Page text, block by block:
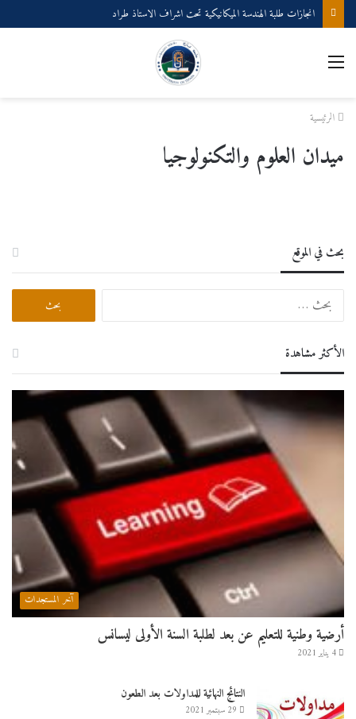
انجازات طلبة الهندسة الميكانيكية تحت اشراف الاستاذ طراد
القائمة
الرئيسية
ميدان العلوم والتكنولوجيا
بحث في الموقع
البحث
الأكثر مشاهدة
آخر المستجدات
أرضية وطنية للتعليم عن بعد لطلبة السنة الأولى ليسانس
4 يناير 2021
النتائج النهائية للمداولات بعد الطعون
29 سبتمبر 2021